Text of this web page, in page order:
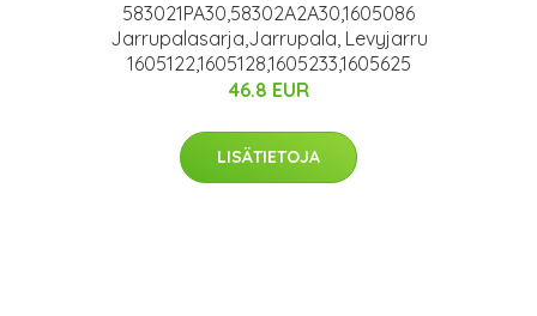
583021PA30,58302A2A30,1605086
Jarrupalasarja,Jarrupala, Levyjarru
1605122,1605128,1605233,1605625
46.8 EUR
LISÄTIETOJA